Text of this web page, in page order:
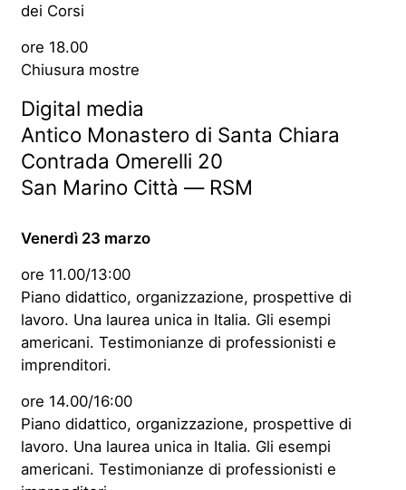
dei Corsi
ore 18.00
Chiusura mostre
Digital media
Antico Monastero di Santa Chiara
Contrada Omerelli 20
San Marino Città — RSM
Venerdì 23 marzo
ore 11.00/13:00
Piano didattico, organizzazione, prospettive di
lavoro. Una laurea unica in Italia. Gli esempi
americani. Testimonianze di professionisti e
imprenditori.
ore 14.00/16:00
Piano didattico, organizzazione, prospettive di
lavoro. Una laurea unica in Italia. Gli esempi
americani. Testimonianze di professionisti e